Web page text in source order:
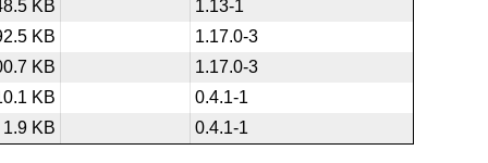
KB
1.13-1
KB
1.17.0-3
KB
1.17.0-3
KB
0.4.1-1
1.9 KB 0.4.1-1